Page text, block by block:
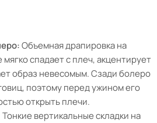
Объемная драпировка на
спадает с плеч, акцентирует
образ невесомым. Сзади болеро
поэтому перед ужином его
открыть плечи.
Тонкие вертикальные складки на